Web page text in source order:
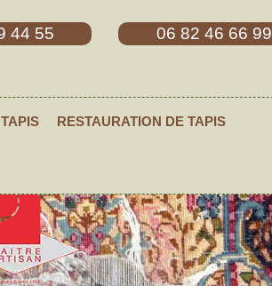
44 55 06 82 46 66 99
RESTAURATION DE TAPIS